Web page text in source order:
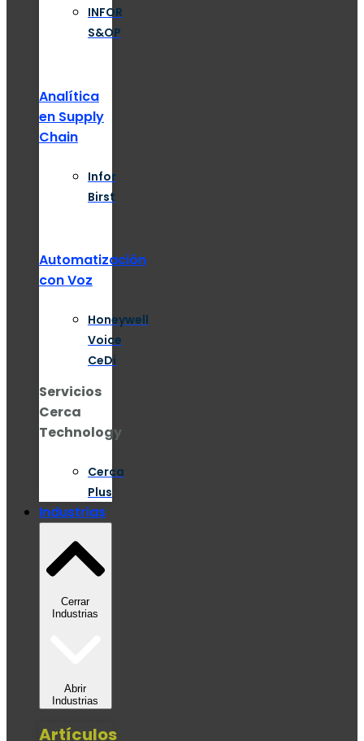
INFOR
S&OP
Analítica
en Supply
Chain
Infor
Birst
Automatización
con Voz
Honeywell
Voice
CeDi
Servicios
Cerca
Technology
Cerca
Plus
Industrias
Cerrar
Industrias
Abrir
Industrias
Artículos